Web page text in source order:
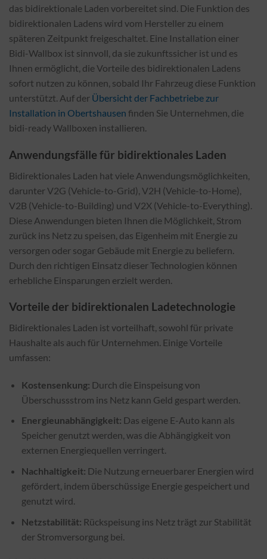
das bidirektionale Laden vorbereitet sind. Die Funktion des
bidirektionalen Ladens wird vom Hersteller zu einem
späteren Zeitpunkt freigeschaltet. Eine Installation einer
Bidi-Wallbox ist sinnvoll, da sie zukunftssicher ist und es
Ihnen ermöglicht, die Vorteile des bidirektionalen Ladens
sofort nutzen zu können, sobald Ihr Fahrzeug diese Funktion
unterstützt. Auf der Übersicht der Fachbetriebe zur
Installation in Obertshausen finden Sie Unternehmen, die
bidi-ready Wallboxen installieren.
Anwendungsfälle für bidirektionales Laden
Bidirektionales Laden hat viele Anwendungsmöglichkeiten,
darunter V2G (Vehicle-to-Grid), V2H (Vehicle-to-Home),
V2B (Vehicle-to-Building) und V2X (Vehicle-to-Everything).
Diese Anwendungen bieten Ihnen die Möglichkeit, Strom
zurück ins Netz zu speisen, das Eigenheim mit Energie zu
versorgen oder sogar Gebäude mit Energie zu beliefern.
Durch den richtigen Einsatz dieser Technologien können
erhebliche Einsparungen erzielt werden.
Vorteile der bidirektionalen Ladetechnologie
Bidirektionales Laden ist vorteilhaft, sowohl für private
Haushalte als auch für Unternehmen. Einige Vorteile
umfassen:
Kostensenkung: Durch die Einspeisung von
Überschussstrom ins Netz kann Geld gespart werden.
Energieunabhängigkeit: Das eigene E-Auto kann als
Speicher genutzt werden, was die Abhängigkeit von
externen Energiequellen verringert.
Nachhaltigkeit: Die Nutzung erneuerbarer Energien wird
gefördert, indem überschüssige Energie gespeichert und
genutzt wird.
Netzstabilität: Rückspeisung ins Netz trägt zur Stabilität
der Stromversorgung bei.